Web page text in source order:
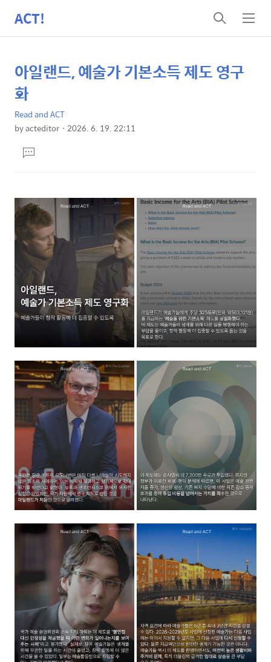
ACT!
검
색
메
뉴
상
세
텐
본
문
제
목
아일랜드, 예술가 기본소득 제도 영구
화
Read and ACT
byacteditor 2026. 6. 19. 22:11
문댓
글